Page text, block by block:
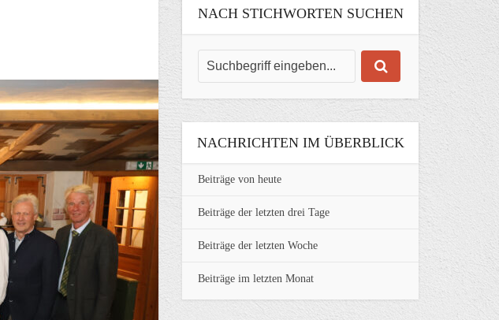
NACH STICHWORTEN SUCHEN
NACHRICHTEN IM ÜBERBLICK
Beiträge von heute
Beiträge der letzten drei Tage
Beiträge der letzten Woche
Beiträge im letzten Monat